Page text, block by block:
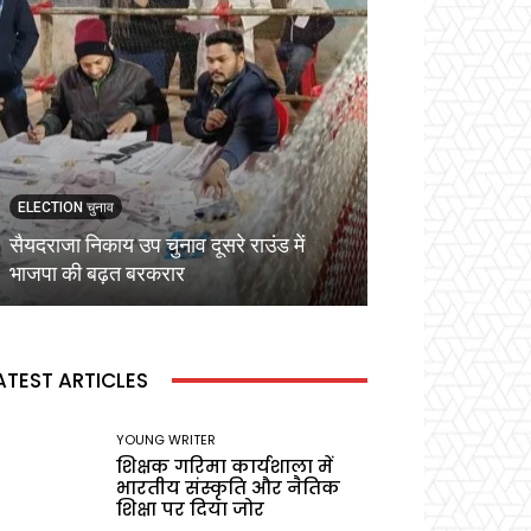
ELECTION चुनाव
सैयदराजा निकाय उप चुनाव दूसरे राउंड में
भाजपा की बढ़त बरकरार
ARTICLES
YOUNG WRITER
शिक्षक गरिमा कार्यशाला में
भारतीय संस्कृति और नैतिक
शिक्षा पर दिया जोर